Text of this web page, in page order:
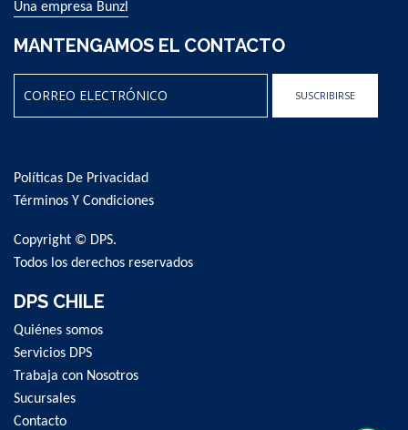
Una empresa Bunzl
MANTENGAMOS EL CONTACTO
Our
Newsletter:
SUSCRIBIRSE
Políticas De Privacidad
Términos Y Condiciones
Copyright © DPS.
Todos los derechos reservados
DPS CHILE
Quiénes somos
Servicios DPS
Trabaja con Nosotros
Sucursales
Contacto